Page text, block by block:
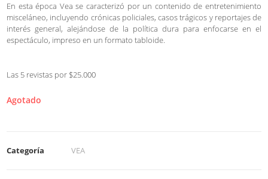
En esta época Vea se caracterizó por un contenido de entretenimiento
misceláneo, incluyendo crónicas policiales, casos trágicos y reportajes de
interés general, alejándose de la política dura para enfocarse en el
espectáculo, impreso en un formato tabloide.
Las 5 revistas por $25.000
Agotado
Categoría VEA